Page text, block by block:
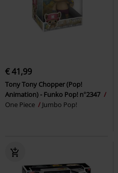
€ 41,99
Tony Tony Chopper (Pop!
Animation) - Funko Pop! n°2347
One Piece
Jumbo Pop!